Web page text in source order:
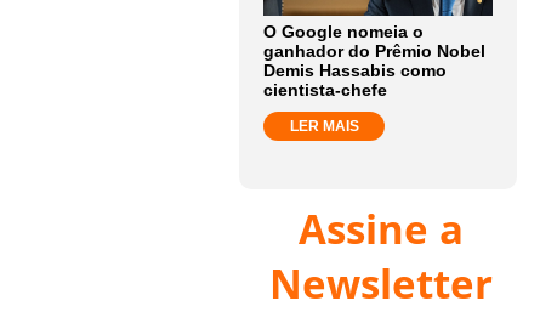
O Google nomeia o
ganhador do Prêmio Nobel
Demis Hassabis como
cientista-chefe
LER MAIS
Assine a
Newsletter